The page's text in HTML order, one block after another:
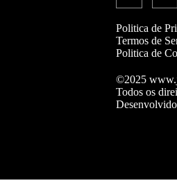
Politica de
Termos de
Politica de
©2025
Todos os